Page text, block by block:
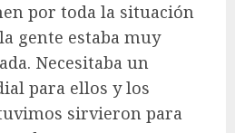
por toda la situación
gente estaba muy
Necesitaba un
para ellos y los
sirvieron para